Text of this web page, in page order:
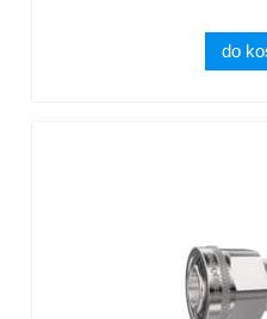
do